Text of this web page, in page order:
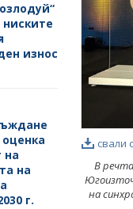
износ
на
на
г.
свали
В
на